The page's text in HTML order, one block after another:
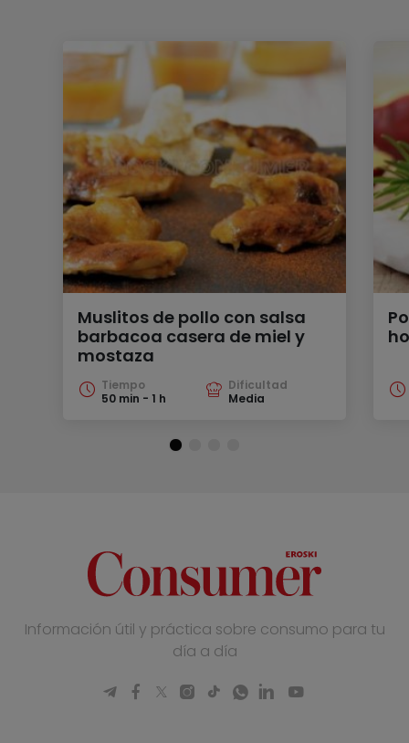
Muslitos de pollo con salsa
barbacoa casera de miel y
mostaza
Tiempo
50 min - 1 h
Dificultad
Media
Información útil y práctica sobre consumo para tu
día a día